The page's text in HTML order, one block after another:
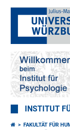
INSTITUT
FAKULTÄT FÜR